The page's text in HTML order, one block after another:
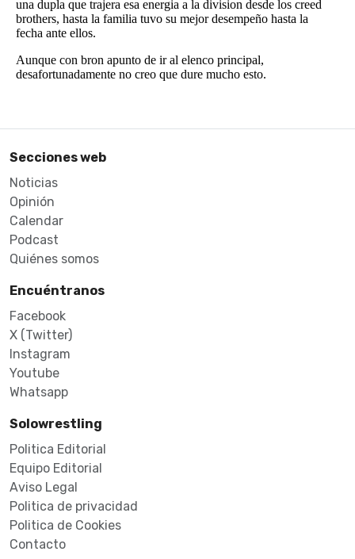
Secciones web
Noticias
Opinión
Calendar
Podcast
Quiénes somos
Encuéntranos
Facebook
X (Twitter)
Instagram
Youtube
Whatsapp
Solowrestling
Politica Editorial
Equipo Editorial
Aviso Legal
Politica de privacidad
Politica de Cookies
Contacto